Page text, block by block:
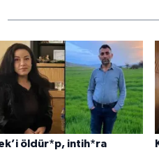
öldür*p, intih*ra